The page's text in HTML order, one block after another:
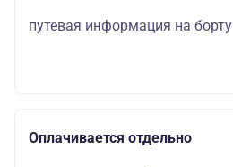
путевая информация на борту
Оплачивается отдельно